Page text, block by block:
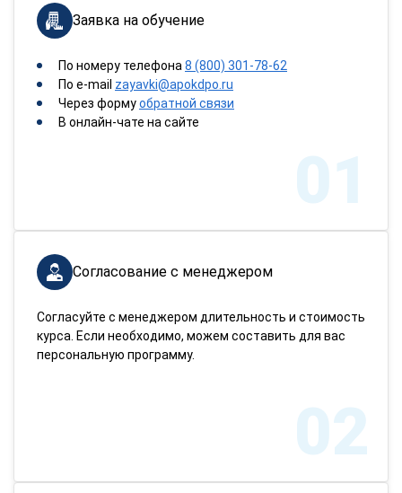
Заявка на обучение
По номеру телефона 8 (800) 301-78-62
По e-mail zayavki@apokdpo.ru
Через формуобратной связи
В онлайн-чате на сайте
01
Согласование с менеджером
Согласуйте с менеджером длительность и стоимость
курса. Если необходимо, можем составить для вас
персональную программу.
02